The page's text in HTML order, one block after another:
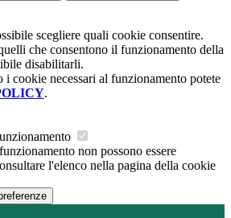
scegliere quali cookie consentire.
che consentono il funzionamento della
disabilitarli.
i cookie necessari al funzionamento potete
.
non possono essere
l'elenco nella pagina della cookie